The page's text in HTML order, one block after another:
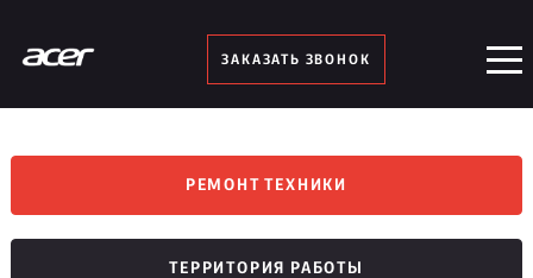
ЗАКАЗАТЬ ЗВОНОК
РЕМОНТ ТЕХНИКИ
ТЕРРИТОРИЯ РАБОТЫ